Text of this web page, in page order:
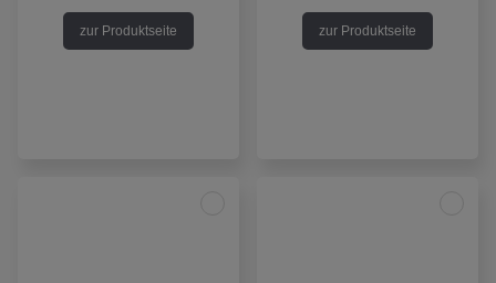
zur Produktseite zur Produktseite